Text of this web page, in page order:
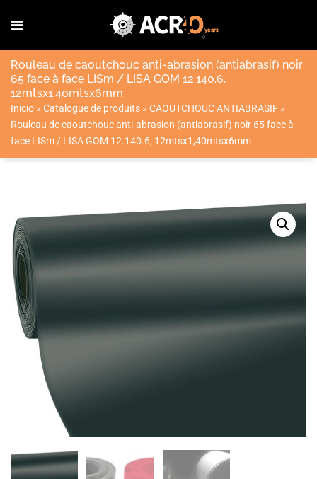
Rouleau de caoutchouc anti-abrasion (antiabrasif) noir
65 face à face LISm / LISA GOM 12.140.6,
12mtsx1,40mtsx6mm
Inicio » Catalogue de produits » CAOUTCHOUC ANTIABRASIF »
Rouleau de caoutchouc anti-abrasion (antiabrasif) noir 65 face à
face LISm / LISA GOM 12.140.6, 12mtsx1,40mtsx6mm